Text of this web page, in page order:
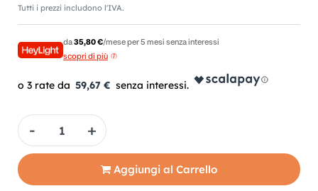
Tutti i prezzi includono l'IVA.
da35,80 €/mese per 5 mesi senza interessi
scopri di più
59,67 €
Quantità
Aggiungi al Carrello